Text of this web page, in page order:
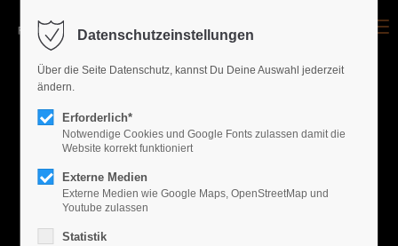
Login
Benutzername
PasswortGALLERY EVENTS
FREIRAUM'S BEST
Datenschutzeinstellungen
Über die Seite Datenschutz, kannst Du Deine Auswahl jederzeit
ändern.
Erforderlich*
Notwendige Cookies und Google Fonts zulassen damit die
Website korrekt funktioniert
Externe Medien
Externe Medien wie Google Maps, OpenStreetMap und
Youtube zulassen
Statistik